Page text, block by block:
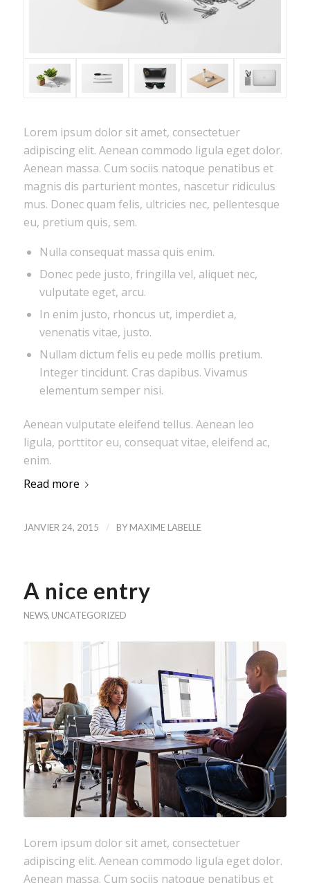
Lorem ipsum dolor sit amet, consectetuer
adipiscing elit. Aenean commodo ligula eget dolor.
Aenean massa. Cum sociis natoque penatibus et
magnis dis parturient montes, nascetur ridiculus
mus. Donec quam felis, ultricies nec, pellentesque
eu, pretium quis, sem.
Nulla consequat massa quis enim.
Donec pede justo, fringilla vel, aliquet nec,
vulputate eget, arcu.
In enim justo, rhoncus ut, imperdiet a,
venenatis vitae, justo.
Nullam dictum felis eu pede mollis pretium.
Integer tincidunt. Cras dapibus. Vivamus
elementum semper nisi.
Aenean vulputate eleifend tellus. Aenean leo
ligula, porttitor eu, consequat vitae, eleifend ac,
enim.
Read more
JANVIER 24, 2015 / BY MAXIME LABELLE
A nice entry
NEWS, UNCATEGORIZED
Lorem ipsum dolor sit amet, consectetuer
adipiscing elit. Aenean commodo ligula eget dolor.
Aenean massa. Cum sociis natoque penatibus et